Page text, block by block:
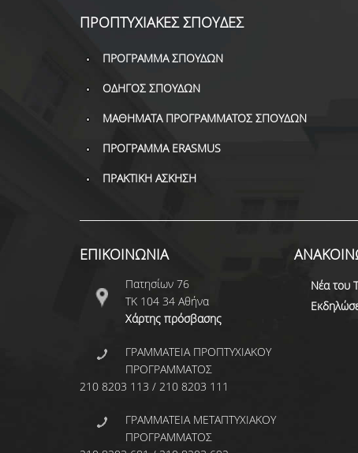
ΠΡΟΠΤΥΧΙΑΚΕΣ ΣΠΟΥΔΕΣ
ΠΡΟΓΡΑΜΜΑ ΣΠΟΥΔΩΝ
ΟΔΗΓΟΣ ΣΠΟΥΔΩΝ
ΜΑΘΗΜΑΤΑ ΠΡΟΓΡΑΜΜΑΤΟΣ ΣΠΟΥΔΩΝ
ΠΡΟΓΡΑΜΜΑ ERASMUS
ΠΡΑΚΤΙΚΗ ΑΣΚΗΣΗ
ΕΠΙΚΟΙΝΩΝΙΑ
Πατησίων 76
ΤΚ 104 34 Αθήνα
Χάρτης πρόσβασης
ΓΡΑΜΜΑΤΕΙΑ ΠΡΟΠΤΥΧΙΑΚΟΥ
ΠΡΟΓΡΑΜΜΑΤΟΣ
210 8203 113 / 210 8203 111
ΓΡΑΜΜΑΤΕΙΑ ΜΕΤΑΠΤΥΧΙΑΚΟΥ
ΠΡΟΓΡΑΜΜΑΤΟΣ
Νέα του